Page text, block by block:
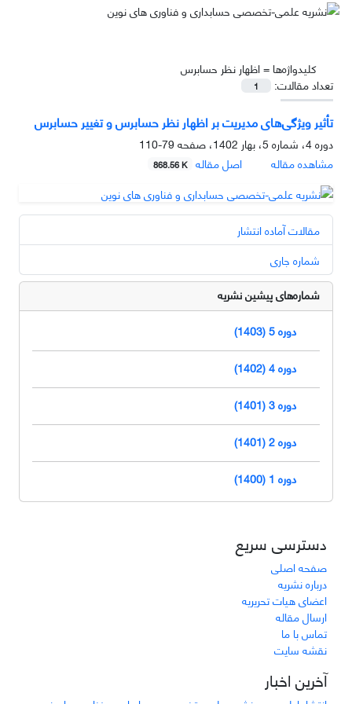
کلیدواژه‌ها =اظهار نظر حسابرس
تعداد مقالات:
1
تأثیر ویژگی‌های مدیریت بر اظهار نظر حسابرس و تغییر حسابرس
دوره 4، شماره 5، بهار 1402، صفحه
79-110
مشاهده مقاله
اصل مقاله 868.56 K
مقالات آماده انتشار
شماره جاری
شماره‌های پیشین نشریه
دوره 5 (1403)
دوره 4 (1402)
دوره 3 (1401)
دوره 2 (1401)
دوره 1 (1400)
دسترسی سریع
صفحه اصلی
درباره نشریه
اعضای هیات تحریریه
ارسال مقاله
تماس با ما
نقشه سایت
آخرین اخبار